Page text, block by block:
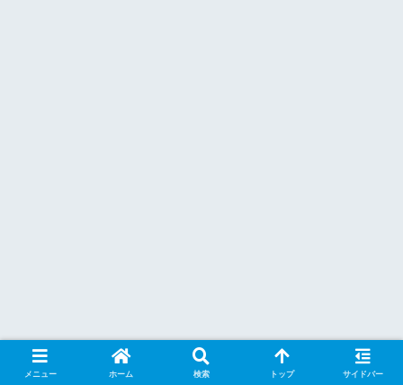
メニュー ホーム 検索 トップ サイドバー